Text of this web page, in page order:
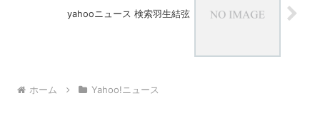
yahooニュース 検索羽生結弦
ホーム Yahoo!ニュース